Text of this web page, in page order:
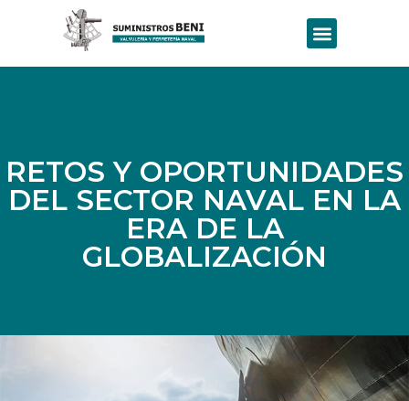
RETOS Y OPORTUNIDADES
DEL SECTOR NAVAL EN LA
ERA DE LA
GLOBALIZACIÓN